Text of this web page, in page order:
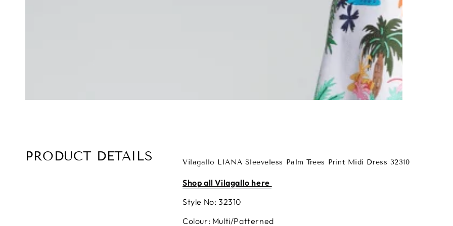
PRODUCT DETAILS Vilagallo LIANA Sleeveless Palm Trees Print Midi Dress 32310
Shop all Vilagallo here
Style No: 32310
Colour: Multi/Patterned